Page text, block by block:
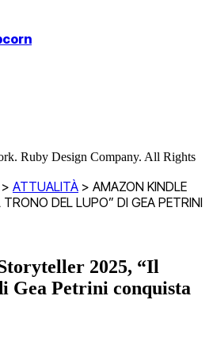
Ruby Design Company. All Rights
> ATTUALITÀ > AMAZON KINDLE
DEL LUPO” DI GEA PETRINI
2025, “Il
Gea Petrini conquista